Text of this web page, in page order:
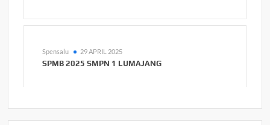
Spensalu 29 APRIL 2025
SPMB 2025 SMPN 1 LUMAJANG